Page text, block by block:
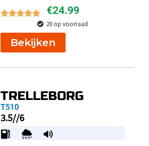
€24.99
20 op voorraad
Bekijken
TRELLEBORG
T510
3.5//6